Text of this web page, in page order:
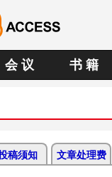
会 议 书 籍
稿须知 文章处理费